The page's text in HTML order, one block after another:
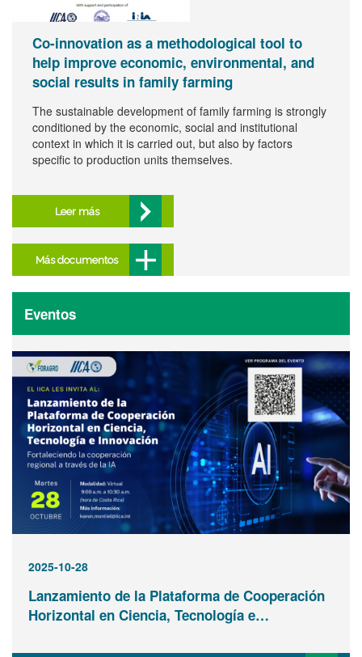
Co-innovation as a methodological tool to
help improve economic, environmental, and
social results in family farming
The sustainable development of family farming is strongly
conditioned by the economic, social and institutional
context in which it is carried out, but also by factors
specific to production units themselves.
Leer más
Más documentos
Eventos
2025-10-28
Lanzamiento de la Plataforma de Cooperación
Horizontal en Ciencia, Tecnología e…